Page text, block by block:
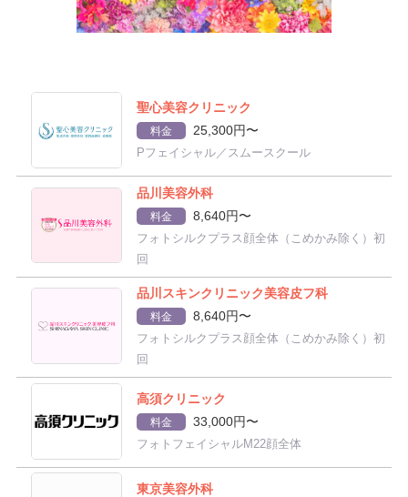
聖心美容クリニック
料金 25,300円〜
Pフェイシャル／スムースクール
品川美容外科
料金 8,640円〜
フォトシルクプラス顔全体（こめかみ除く）初
回
品川スキンクリニック美容皮フ科
料金 8,640円〜
フォトシルクプラス顔全体（こめかみ除く）初
回
高須クリニック
料金 33,000円〜
フォトフェイシャルM22顔全体
東京美容外科